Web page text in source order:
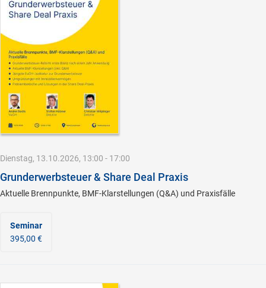
Dienstag, 13.10.2026, 13:00 - 17:00
Grunderwerbsteuer & Share Deal Praxis
Aktuelle Brennpunkte, BMF-Klarstellungen (Q&A) und Praxisfälle
Seminar
395,00 €